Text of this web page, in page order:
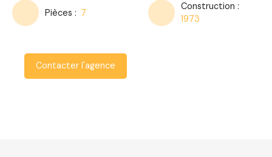
Pièces : 7
Construction :
1973
Contacter l'agence